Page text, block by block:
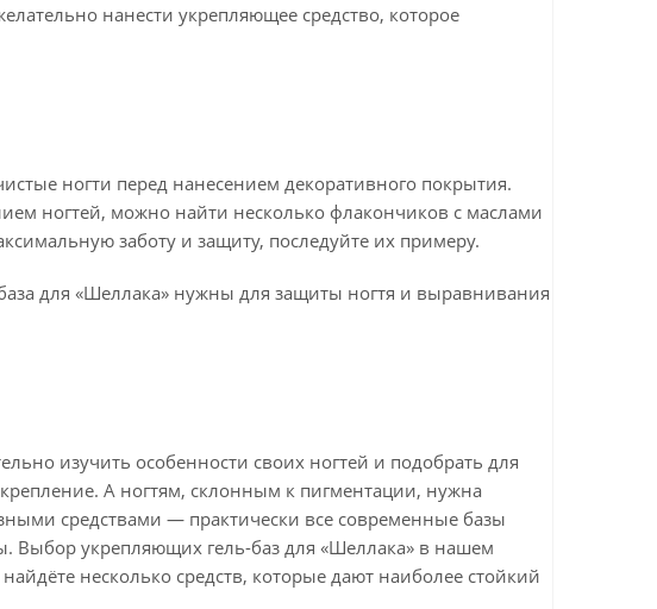
нанести укрепляющее средство, которое
ногти перед нанесением декоративного покрытия.
ногтей, можно найти несколько флакончиков с маслами
заботу и защиту, последуйте их примеру.
для «Шеллака» нужны для защиты ногтя и выравнивания
изучить особенности своих ногтей и подобрать для
А ногтям, склонным к пигментации, нужна
средствами — практически все современные базы
Выбор укрепляющих гель-баз для «Шеллака» в нашем
несколько средств, которые дают наиболее стойкий